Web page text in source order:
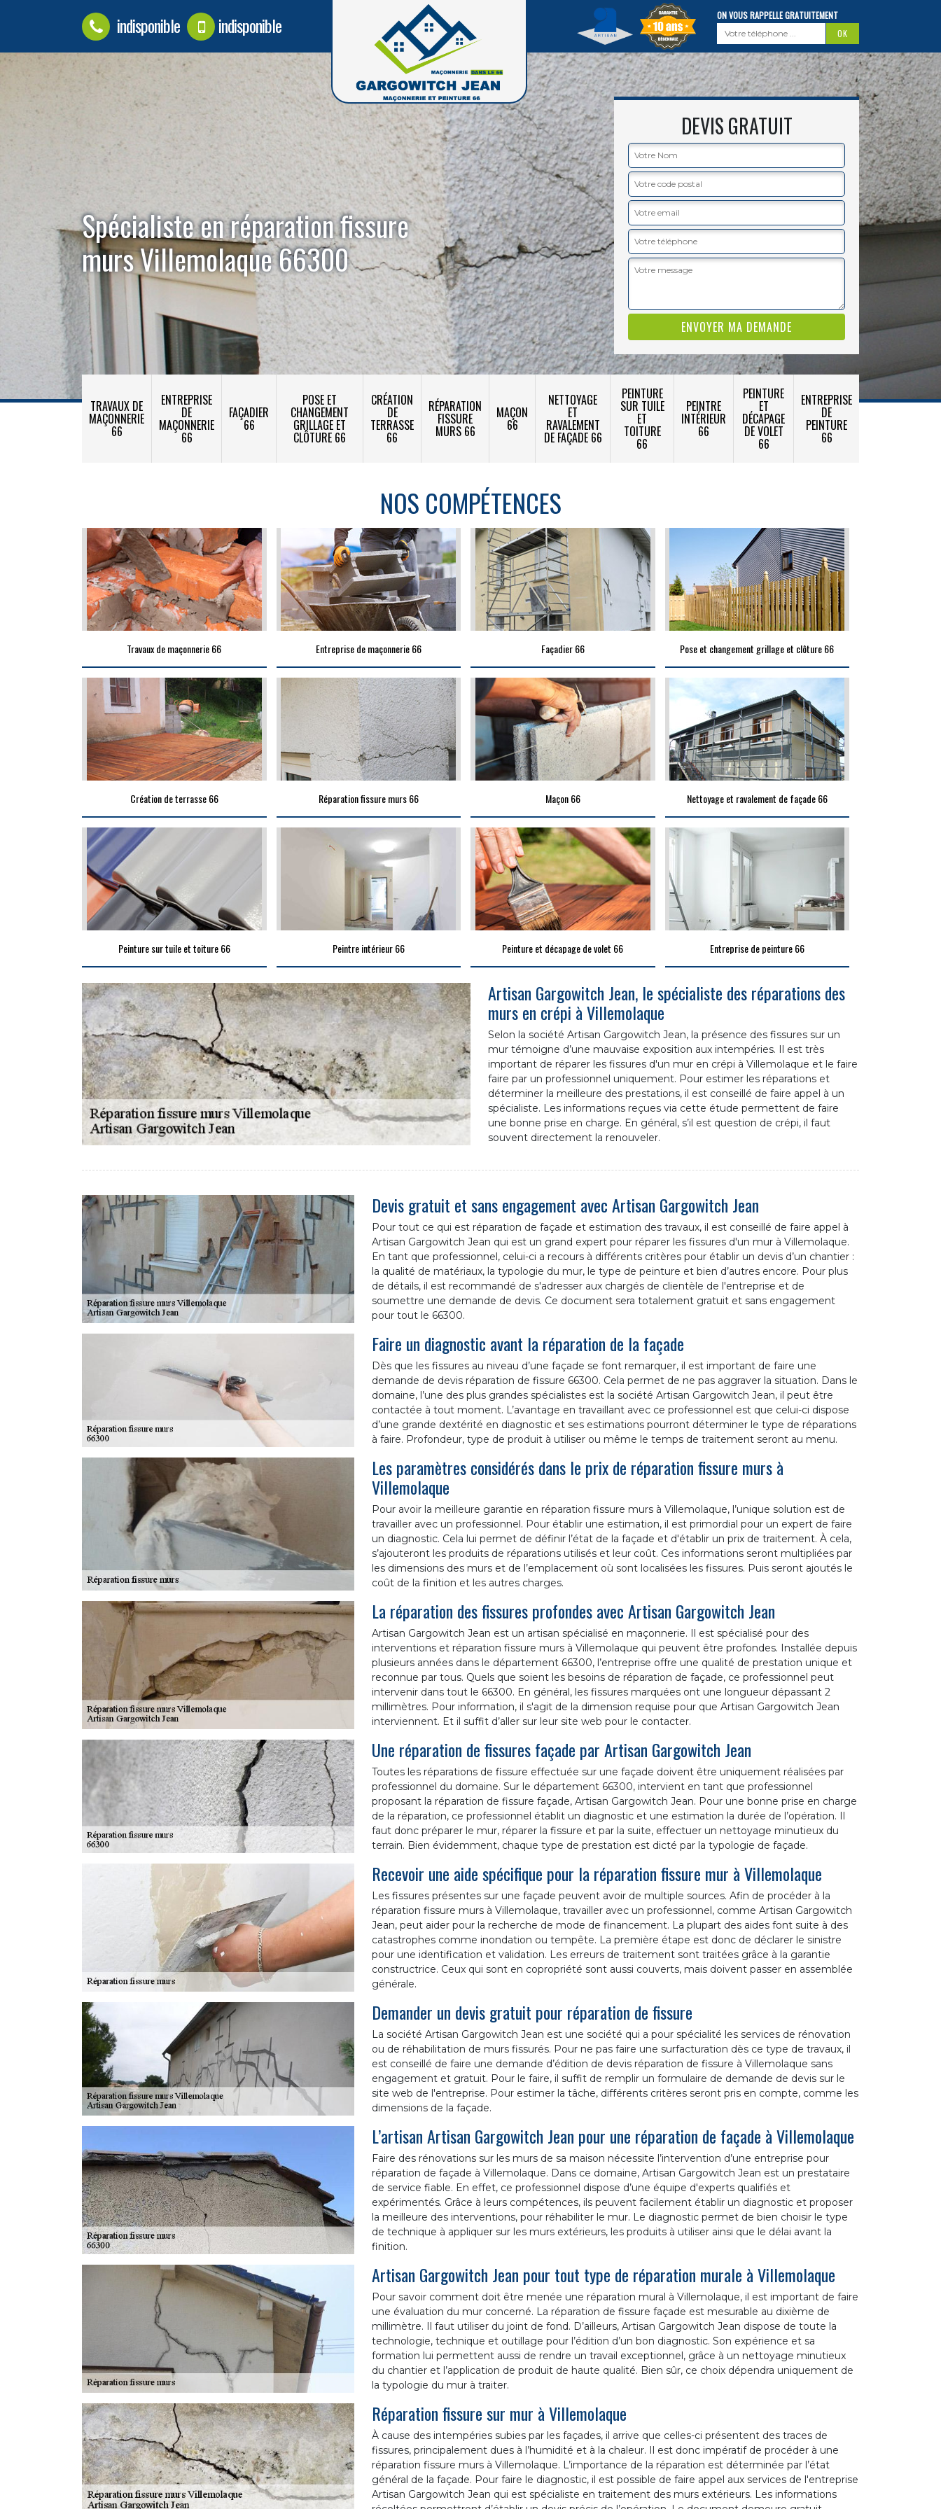
indisponible indisponible ON VOUS RAPPELLE GRATUITEMENT
Spécialiste en réparation fissure
murs Villemolaque 66300
DEVIS GRATUIT
TRAVAUX DE
MAÇONNERIE
66
ENTREPRISE
DE
MAÇONNERIE
66
FAÇADIER
66
POSE ET
CHANGEMENT
GRILLAGE ET
CLÔTURE 66
CRÉATION
DE
TERRASSE
66
RÉPARATION
FISSURE
MURS 66
MAÇON
66
NETTOYAGE
ET
RAVALEMENT
DE FAÇADE 66
PEINTURE
SUR TUILE
ET
TOITURE
66
PEINTRE
INTÉRIEUR
66
PEINTURE
ET
DÉCAPAGE
DE VOLET
66
ENTREPRISE
DE
PEINTURE
66
NOS COMPÉTENCES
Travaux de maçonnerie 66 Entreprise de maçonnerie 66 Façadier 66 Pose et changement grillage et clôture 66
Création de terrasse 66 Réparation fissure murs 66 Maçon 66 Nettoyage et ravalement de façade 66
Peinture sur tuile et toiture 66 Peintre intérieur 66 Peinture et décapage de volet 66 Entreprise de peinture 66
Artisan Gargowitch Jean, le spécialiste des réparations des
murs en crépi à Villemolaque
Selon la société Artisan Gargowitch Jean, la présence des fissures sur un
mur témoigne d’une mauvaise exposition aux intempéries. Il est très
important de réparer les fissures d'un mur en crépi à Villemolaque et le faire
faire par un professionnel uniquement. Pour estimer les réparations et
déterminer la meilleure des prestations, il est conseillé de faire appel à un
spécialiste. Les informations reçues via cette étude permettent de faire
une bonne prise en charge. En général, s’il est question de crépi, il faut
souvent directement la renouveler.
Devis gratuit et sans engagement avec Artisan Gargowitch Jean
Pour tout ce qui est réparation de façade et estimation des travaux, il est conseillé de faire appel à
Artisan Gargowitch Jean qui est un grand expert pour réparer les fissures d'un mur à Villemolaque.
En tant que professionnel, celui-ci a recours à différents critères pour établir un devis d’un chantier :
la qualité de matériaux, la typologie du mur, le type de peinture et bien d’autres encore. Pour plus
de détails, il est recommandé de s'adresser aux chargés de clientèle de l'entreprise et de
soumettre une demande de devis. Ce document sera totalement gratuit et sans engagement
pour tout le 66300.
Faire un diagnostic avant la réparation de la façade
Dès que les fissures au niveau d’une façade se font remarquer, il est important de faire une
demande de devis réparation de fissure 66300. Cela permet de ne pas aggraver la situation. Dans le
domaine, l’une des plus grandes spécialistes est la société Artisan Gargowitch Jean, il peut être
contactée à tout moment. L’avantage en travaillant avec ce professionnel est que celui-ci dispose
d’une grande dextérité en diagnostic et ses estimations pourront déterminer le type de réparations
à faire. Profondeur, type de produit à utiliser ou même le temps de traitement seront au menu.
Les paramètres considérés dans le prix de réparation fissure murs à
Villemolaque
Pour avoir la meilleure garantie en réparation fissure murs à Villemolaque, l’unique solution est de
travailler avec un professionnel. Pour établir une estimation, il est primordial pour un expert de faire
un diagnostic. Cela lui permet de définir l’état de la façade et d'établir un prix de traitement. À cela,
s’ajouteront les produits de réparations utilisés et leur coût. Ces informations seront multipliées par
les dimensions des murs et de l’emplacement où sont localisées les fissures. Puis seront ajoutés le
coût de la finition et les autres charges.
La réparation des fissures profondes avec Artisan Gargowitch Jean
Artisan Gargowitch Jean est un artisan spécialisé en maçonnerie. Il est spécialisé pour des
interventions et réparation fissure murs à Villemolaque qui peuvent être profondes. Installée depuis
plusieurs années dans le département 66300, l’entreprise offre une qualité de prestation unique et
reconnue par tous. Quels que soient les besoins de réparation de façade, ce professionnel peut
intervenir dans tout le 66300. En général, les fissures marquées ont une longueur dépassant 2
millimètres. Pour information, il s'agit de la dimension requise pour que Artisan Gargowitch Jean
interviennent. Et il suffit d’aller sur leur site web pour le contacter.
Une réparation de fissures façade par Artisan Gargowitch Jean
Toutes les réparations de fissure effectuée sur une façade doivent être uniquement réalisées par
professionnel du domaine. Sur le département 66300, intervient en tant que professionnel
proposant la réparation de fissure façade, Artisan Gargowitch Jean. Pour une bonne prise en charge
de la réparation, ce professionnel établit un diagnostic et une estimation la durée de l’opération. Il
faut donc préparer le mur, réparer la fissure et par la suite, effectuer un nettoyage minutieux du
terrain. Bien évidemment, chaque type de prestation est dicté par la typologie de façade.
Recevoir une aide spécifique pour la réparation fissure mur à Villemolaque
Les fissures présentes sur une façade peuvent avoir de multiple sources. Afin de procéder à la
réparation fissure murs à Villemolaque, travailler avec un professionnel, comme Artisan Gargowitch
Jean, peut aider pour la recherche de mode de financement. La plupart des aides font suite à des
catastrophes comme inondation ou tempête. La première étape est donc de déclarer le sinistre
pour une identification et validation. Les erreurs de traitement sont traitées grâce à la garantie
constructrice. Ceux qui sont en copropriété sont aussi couverts, mais doivent passer en assemblée
générale.
Demander un devis gratuit pour réparation de fissure
La société Artisan Gargowitch Jean est une société qui a pour spécialité les services de rénovation
ou de réhabilitation de murs fissurés. Pour ne pas faire une surfacturation dès ce type de travaux, il
est conseillé de faire une demande d’édition de devis réparation de fissure à Villemolaque sans
engagement et gratuit. Pour le faire, il suffit de remplir un formulaire de demande de devis sur le
site web de l'entreprise. Pour estimer la tâche, différents critères seront pris en compte, comme les
dimensions de la façade.
L’artisan Artisan Gargowitch Jean pour une réparation de façade à Villemolaque
Faire des rénovations sur les murs de sa maison nécessite l’intervention d’une entreprise pour
réparation de façade à Villemolaque. Dans ce domaine, Artisan Gargowitch Jean est un prestataire
de service fiable. En effet, ce professionnel dispose d’une équipe d'experts qualifiés et
expérimentés. Grâce à leurs compétences, ils peuvent facilement établir un diagnostic et proposer
la meilleure des interventions, pour réhabiliter le mur. Le diagnostic permet de bien choisir le type
de technique à appliquer sur les murs extérieurs, les produits à utiliser ainsi que le délai avant la
finition.
Artisan Gargowitch Jean pour tout type de réparation murale à Villemolaque
Pour savoir comment doit être menée une réparation mural à Villemolaque, il est important de faire
une évaluation du mur concerné. La réparation de fissure façade est mesurable au dixième de
millimètre. Il faut utiliser du joint de fond. D’ailleurs, Artisan Gargowitch Jean dispose de toute la
technologie, technique et outillage pour l’édition d’un bon diagnostic. Son expérience et sa
formation lui permettent aussi de rendre un travail exceptionnel, grâce à un nettoyage minutieux
du chantier et l’application de produit de haute qualité. Bien sûr, ce choix dépendra uniquement de
la typologie du mur à traiter.
Réparation fissure sur mur à Villemolaque
À cause des intempéries subies par les façades, il arrive que celles-ci présentent des traces de
fissures, principalement dues à l’humidité et à la chaleur. Il est donc impératif de procéder à une
réparation fissure murs à Villemolaque. L’importance de la réparation est déterminée par l’état
général de la façade. Pour faire le diagnostic, il est possible de faire appel aux services de l'entreprise
Artisan Gargowitch Jean qui est spécialiste en traitement des murs extérieurs. Les informations